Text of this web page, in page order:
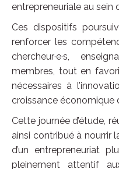
entrepreneuriale au sein
Ces dispositifs
renforcer les
chercheur·e·s,
membres, tout en
nécessaires à
croissance économique
Cette journée d’étude,
ainsi contribué à nourrir
d’un entrepreneuriat
pleinement attentif